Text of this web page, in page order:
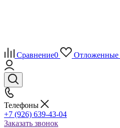
Сравнение0 Отложенные
Телефоны
+7 (926) 639-43-04
Заказать звонок